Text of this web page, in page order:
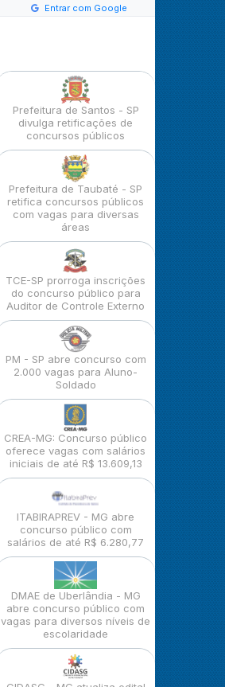
Entrar com Google
Prefeitura de Santos - SP
divulga retificações de
concursos públicos
Prefeitura de Taubaté - SP
retifica concursos públicos
com vagas para diversas
áreas
TCE-SP prorroga inscrições
do concurso público para
Auditor de Controle Externo
PM - SP abre concurso com
2.000 vagas para Aluno-
Soldado
CREA-MG: Concurso público
oferece vagas com salários
iniciais de até R$ 13.609,13
ITABIRAPREV - MG abre
concurso público com
salários de até R$ 6.280,77
DMAE de Uberlândia - MG
abre concurso público com
vagas para diversos níveis de
escolaridade